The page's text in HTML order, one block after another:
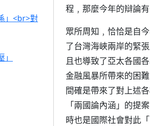
」<br>對
程﹐那麼今年的辯論
眾所周知﹐恰恰是自
了台灣海峽兩岸的緊
且也導致了亞太各國
金融風暴所帶來的困
間確是帶來了對上述
「兩國論內涵」的提
時也是國際社會對此